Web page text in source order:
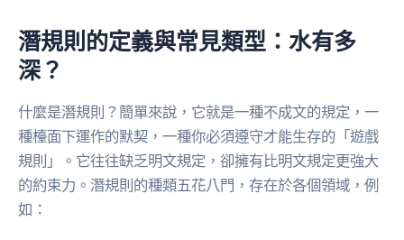
潛規則的定義與常見類型：水有多
深？
什麼是潛規則？簡單來說，它就是一種不成文的規定，一
種檯面下運作的默契，一種你必須遵守才能生存的「遊戲
規則」。它往往缺乏明文規定，卻擁有比明文規定更強大
的約束力。潛規則的種類五花八門，存在於各個領域，例
如：